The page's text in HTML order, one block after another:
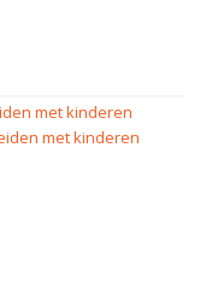
met kinderen
met kinderen